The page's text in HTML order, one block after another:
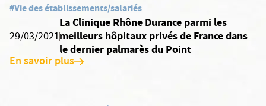
#Vie des établissements/salariés
29/03/2021
La Clinique Rhône Durance parmi les
meilleurs hôpitaux privés de France dans
le dernier palmarès du Point
En savoir plus